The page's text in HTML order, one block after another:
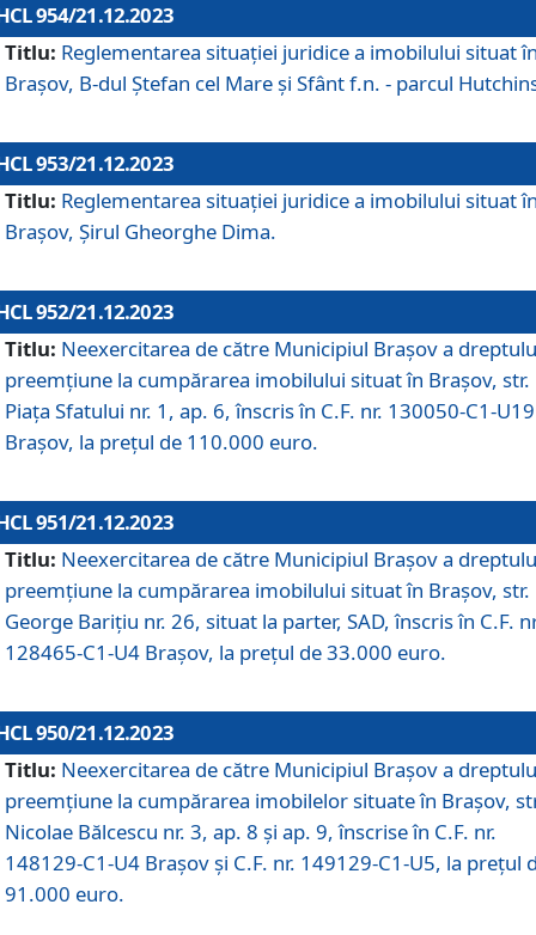
954/21.12.2023
Titlu: Reglementarea situației juridice a imobilului situat
Brașov, B-dul Ștefan cel Mare și Sfânt f.n. - parcul
953/21.12.2023
Titlu: Reglementarea situației juridice a imobilului situat
Brașov, Șirul Gheorghe Dima.
952/21.12.2023
Titlu: Neexercitarea de către Municipiul Brașov a
preemțiune la cumpărarea imobilului situat în Brașov, str.
Piața Sfatului nr. 1, ap. 6, înscris în C.F. nr. 130050-C1-U19
Brașov, la prețul de 110.000 euro.
951/21.12.2023
Titlu: Neexercitarea de către Municipiul Brașov a
preemțiune la cumpărarea imobilului situat în Brașov, str.
George Barițiu nr. 26, situat la parter, SAD, înscris în C.F.
128465-C1-U4 Brașov, la prețul de 33.000 euro.
950/21.12.2023
Titlu: Neexercitarea de către Municipiul Brașov a
preemțiune la cumpărarea imobilelor situate în Brașov,
Nicolae Bălcescu nr. 3, ap. 8 și ap. 9, înscrise în C.F. nr.
148129-C1-U4 Brașov și C.F. nr. 149129-C1-U5, la prețul
91.000 euro.